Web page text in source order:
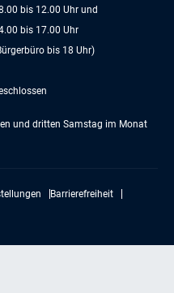
bis 12.00 Uhr und
bis 17.00 Uhr
bis 18 Uhr)
und dritten Samstag im Monat
Barrierefreiheit